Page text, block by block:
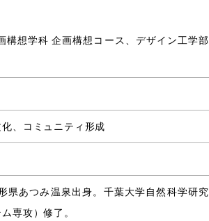
構想学科 企画構想コース、デザイン工学部
、コミュニティ形成
県あつみ温泉出身。千葉大学自然科学研究
専攻）修了。